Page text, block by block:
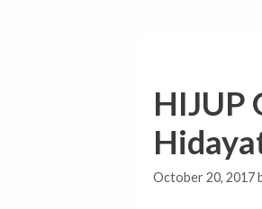
HIJUP
October 20, 2017